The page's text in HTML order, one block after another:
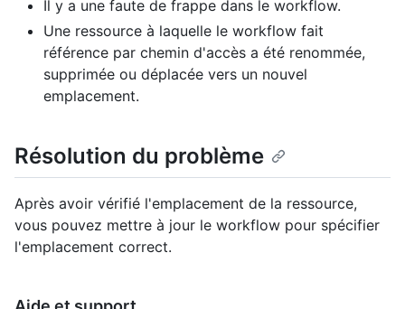
Il y a une faute de frappe dans le workflow.
Une ressource à laquelle le workflow fait
référence par chemin d'accès a été renommée,
supprimée ou déplacée vers un nouvel
emplacement.
Résolution du problème
Après avoir vérifié l'emplacement de la ressource,
vous pouvez mettre à jour le workflow pour spécifier
l'emplacement correct.